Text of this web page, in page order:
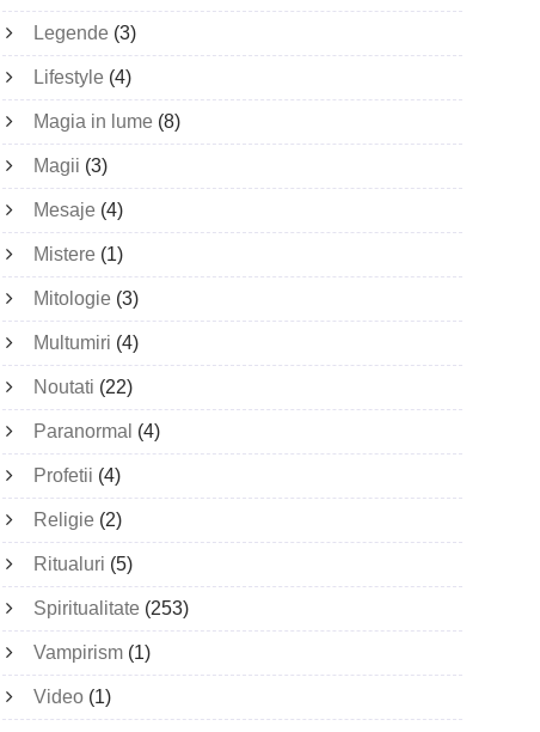
Legende (3)
Lifestyle (4)
Magia in lume (8)
Magii (3)
Mesaje (4)
Mistere (1)
Mitologie (3)
Multumiri (4)
Noutati (22)
Paranormal (4)
Profetii (4)
Religie (2)
Ritualuri (5)
Spiritualitate (253)
Vampirism (1)
Video (1)